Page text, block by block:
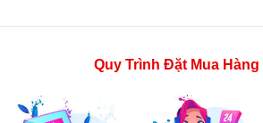
Quy Trình Đặt Mua Hàng